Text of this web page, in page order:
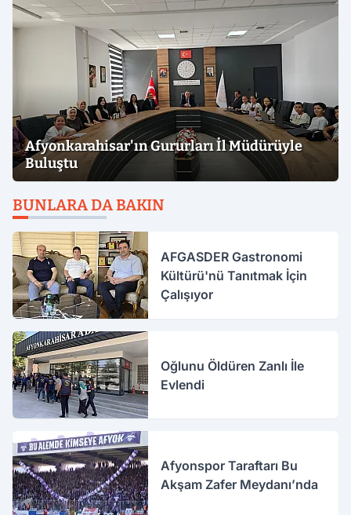
Afyonkarahisar'ın Gururları İl Müdürüyle
Buluştu
BUNLARA DA BAKIN
AFGASDER Gastronomi
Kültürü'nü Tanıtmak İçin
Çalışıyor
Oğlunu Öldüren Zanlı İle
Evlendi
Afyonspor Taraftarı Bu
Akşam Zafer Meydanı’nda